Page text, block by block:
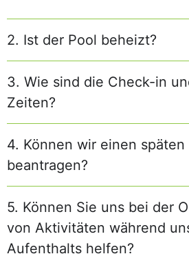
2. Ist der Pool beheizt?
3. Wie sind die Check-in
Zeiten?
4. Können wir einen
beantragen?
5. Können Sie uns bei der
von Aktivitäten während
Aufenthalts helfen?